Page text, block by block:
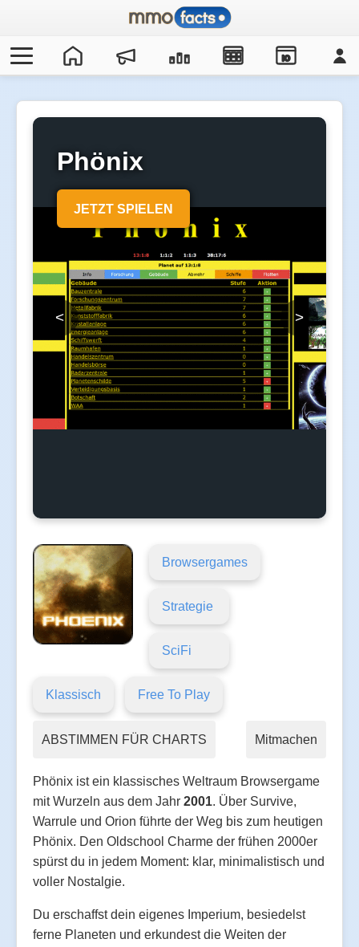
IO
Phönix
JETZT SPIELEN
< >
Browsergames
Strategie
SciFi
Klassisch Free To Play
ABSTIMMEN FÜR CHARTS Mitmachen
Phönix ist ein klassisches Weltraum Browsergame
mit Wurzeln aus dem Jahr 2001. Über Survive,
Warrule und Orion führte der Weg bis zum heutigen
Phönix. Den Oldschool Charme der frühen 2000er
spürst du in jedem Moment: klar, minimalistisch und
voller Nostalgie.
Du erschaffst dein eigenes Imperium, besiedelst
ferne Planeten und erkundest die Weiten der